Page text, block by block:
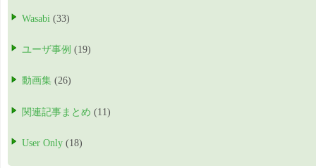
Wasabi (33)
ユーザ事例 (19)
動画集 (26)
関連記事まとめ (11)
User Only (18)